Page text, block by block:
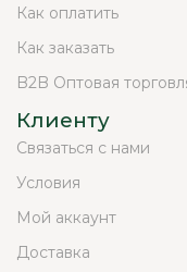
Как оплатить
Как заказать
B2B Оптовая
Клиенту
Связаться с нами
Условия
Мой аккаунт
Доставка